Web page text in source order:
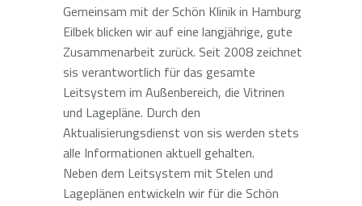
Gemeinsam mit der Schön Klinik in Hamburg
Eilbek blicken wir auf eine langjährige, gute
Zusammenarbeit zurück. Seit 2008 zeichnet
sis verantwortlich für das gesamte
Leitsystem im Außenbereich, die Vitrinen
und Lagepläne. Durch den
Aktualisierungsdienst von sis werden stets
alle Informationen aktuell gehalten.
Neben dem Leitsystem mit Stelen und
Lageplänen entwickeln wir für die Schön